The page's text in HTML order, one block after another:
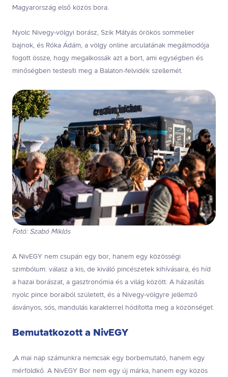
Magyarország első közös bora.
Nyolc Nivegy-völgyi borász, Szik Mátyás örökös sommelier
bajnok, és Róka Ádám, a völgy online arculatának megálmodója
fogott össze, hogy megalkossák azt a bort, ami egységben és
minőségben testesíti meg a Balaton-felvidék szellemét.
Fotó: Szabó Miklós
A NivEGY nem csupán egy bor, hanem egy közösségi
szimbólum: válasz a kis, de kiváló pincészetek kihívásaira, és híd
a hazai borászat, a gasztronómia és a világ között. A házasítás
nyolc pince boraiból született, és a Nivegy-völgyre jellemző
ásványos, sós, mandulás karakterrel hódította meg a közönséget.
Bemutatkozott a NivEGY
„A mai nap számunkra nemcsak egy borbemutató, hanem egy
mérföldkő. A NivEGY Bor nem egy új márka, hanem egy közös